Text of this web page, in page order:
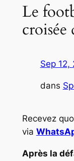
Le
croisée
Sep 12,
dans
Recevez
via
Après la